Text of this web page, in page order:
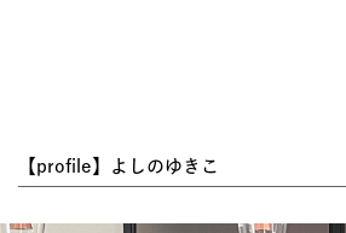
【profile】よしのゆきこ